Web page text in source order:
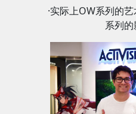
·实际上OW系列的
系列的